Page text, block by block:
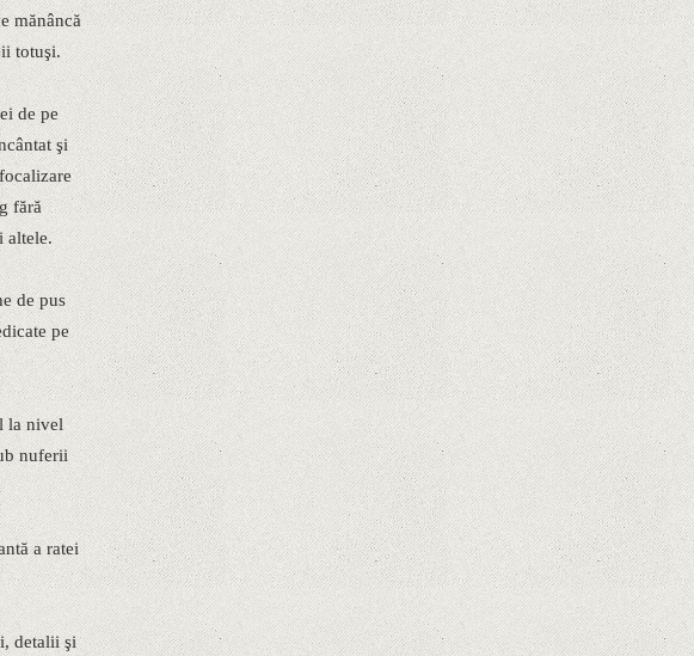
mănâncă
totuşi.
de pe
şi
fără
altele.
de pus
pe
la nivel
nuferii
a ratei
detalii şi